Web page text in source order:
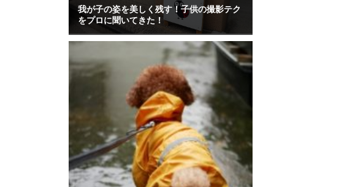
我が子の姿を美しく残す！子供の撮影テク
をプロに聞いてきた！